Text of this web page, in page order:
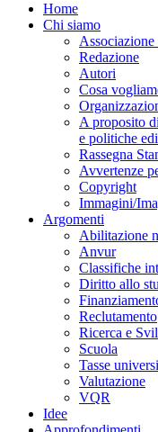
Home
Chi siamo
Associazione
Redazione
Autori
Cosa
A proposito
e politiche
Rassegna
Avvertenze
Copyright
Immagini/
Argomenti
Abilitazione
Anvur
Classifiche
Diritto allo
Reclutamento
Ricerca e
Scuola
Tasse
Valutazione
VQR
Idee